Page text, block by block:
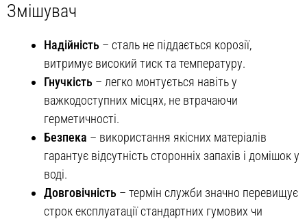
Змішувач
Надійність – сталь не піддається корозії,
витримує високий тиск та температуру.
Гнучкість – легко монтується навіть у
важкодоступних місцях, не втрачаючи
герметичності.
Безпека – використання якісних матеріалів
гарантує відсутність сторонніх запахів і домішок у
воді.
Довговічність – термін служби значно перевищує
строк експлуатації стандартних гумових чи